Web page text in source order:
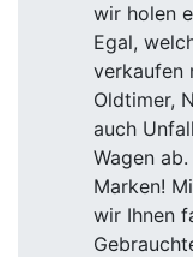
wir holen
Egal,
verkaufen
Oldtimer,
auch
Wagen
Marken!
wir Ihnen